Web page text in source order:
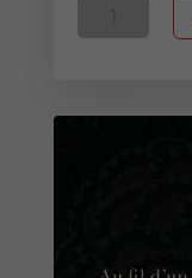
de
d'un